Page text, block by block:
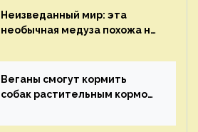
на ECOportal
Неизведанный мир: эта
необычная медуза похожа на
экологии на ECOportal
Веганы смогут кормить
собак растительным кормом
здоровье — новости